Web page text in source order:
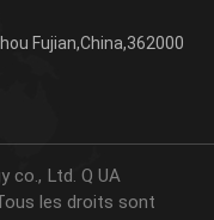
Fujian,China,362000
co., Ltd. Q UA
les droits sont